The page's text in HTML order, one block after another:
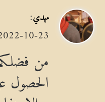
ي
ق
ل
مهدي:
2022-10-23 الساعة 9:24
من
الحصول